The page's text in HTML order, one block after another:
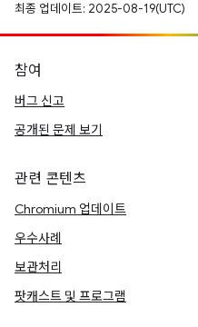
최종 업데이트: 2025-08-19(UTC)
참여
버그 신고
공개된 문제 보기
관련 콘텐츠
Chromium 업데이트
우수사례
보관처리
팟캐스트 및 프로그램